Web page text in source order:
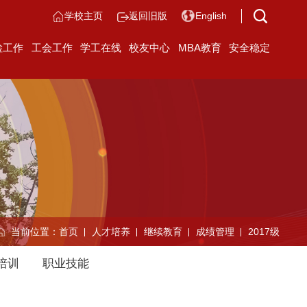
学校主页 返回旧版 English
工作 工会工作 学工在线 校友中心 MBA教育 安全稳定
当前位置： 首页 人才培养 继续教育 成绩管理 2017级
训 职业技能